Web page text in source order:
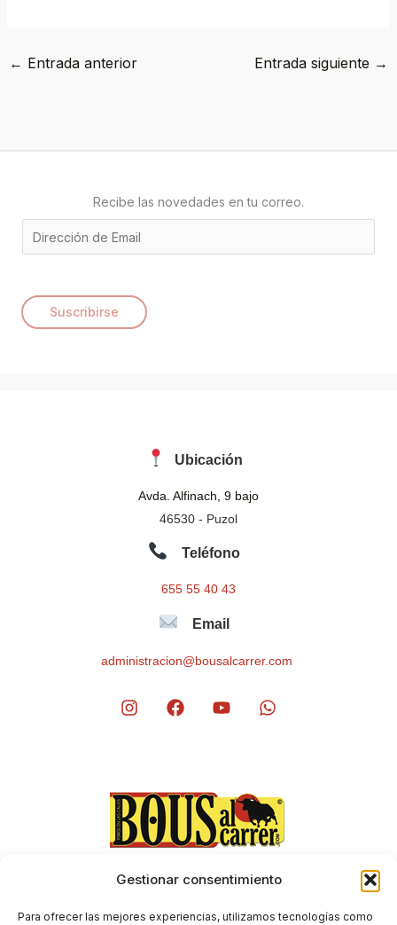
Gestionar consentimiento
Para ofrecer las mejores experiencias, utilizamos tecnologías como
← Entrada anterior Entrada siguiente →
Recibe las novedades en tu correo.
m
l
Suscribirse
Ubicación
Avda. Alfinach, 9 bajo
46530 - Puzol
Teléfono
655 55 40 43
Email
administracion@bousalcarrer.com
Aviso Legal
Envíos y devoluciones